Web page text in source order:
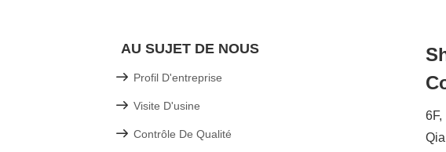
AU SUJET DE NOUS
Profil D'entreprise
Visite D'usine
Contrôle De Qualité
6F,